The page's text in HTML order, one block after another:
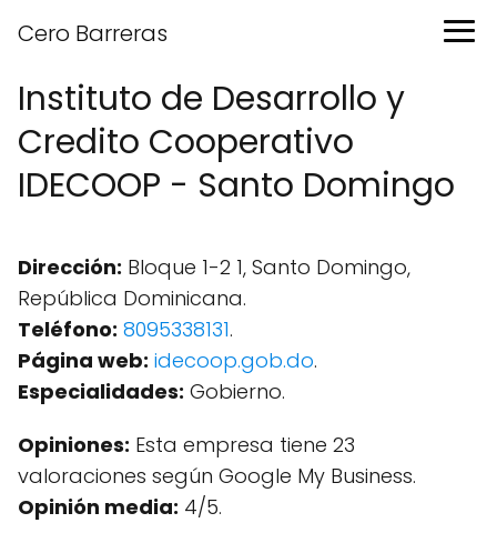
Cero Barreras
Instituto de Desarrollo y
Credito Cooperativo
IDECOOP - Santo Domingo
Dirección: Bloque 1-2 1, Santo Domingo,
República Dominicana.
Teléfono: 8095338131.
Página web: idecoop.gob.do.
Especialidades: Gobierno.
Opiniones: Esta empresa tiene 23
valoraciones según Google My Business.
Opinión media: 4/5.